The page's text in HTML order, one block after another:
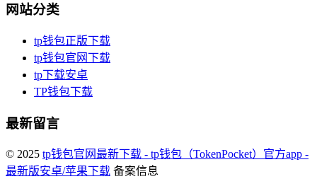
网站分类
tp钱包正版下载
tp钱包官网下载
tp下载安卓
TP钱包下载
最新留言
© 2025 tp钱包官网最新下载 - tp钱包（TokenPocket）官方app -
最新版安卓/苹果下载 备案信息